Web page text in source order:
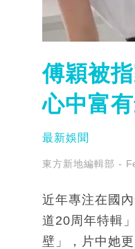
傅穎被
心中富
最新娛聞
東方新地編輯部
近年專注在國
道20周年特輯
壁」，片中她